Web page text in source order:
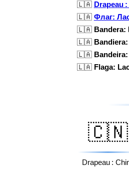
🇱🇦 Drapeau
🇱🇦 Флаг:
🇱🇦 Bandera:
🇱🇦
🇱🇦
🇱🇦 Flaga:
🇨🇳
Drapeau :